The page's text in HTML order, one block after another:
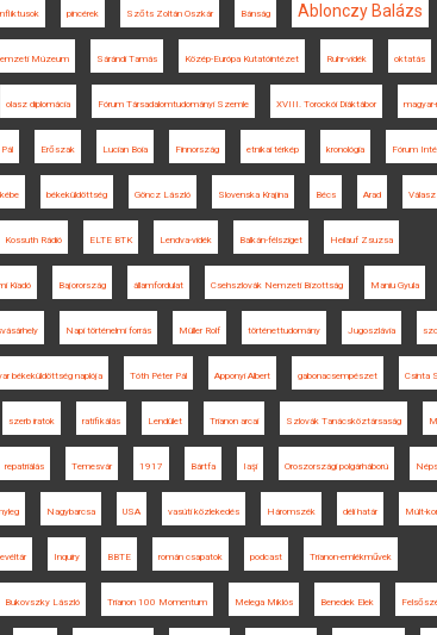
pincérek Szőts Zoltán Oszkár Bánság Ablonczy Balázs
Múzeum Sárándi Tamás Közép-Európa Kutatóintézet Ruhr-vidék oktatás
olasz diplomácia Fórum Társadalomtudományi Szemle XVIII. Torockói Diáktábor
Erőszak Lucian Boia Finnország etnikai térkép kronológia Fórum
békeküldöttség Göncz László Slovenska Krajina Bécs Arad Válasz
Kossuth Rádió ELTE BTK Lendva-vidék Balkán-félsziget Heilauf Zsuzsa
Kiadó Bajorország államfordulat Csehszlovák Nemzeti Bizottság Maniu Gyula
Napi történelmi forrás Müller Rolf történettudomány Jugoszlávia
békeküldöttség naplója Tóth Péter Pál Apponyi Albert gabonacsempészet Csinta
szerb iratok ratifikálás Lendület Trianon arcai Szlovák Tanácsköztársaság
repatriálás Temesvár 1917 Bártfa Iaşi Oroszországi polgárháború
Nagybarcsa USA vasúti közlekedés Háromszék déli határ Múlt-kor
Inquiry BBTE román csapatok podcast Trianon-emlékművek
Bukovszky László Trianon 100 Momentum Melega Miklós Benedek Elek